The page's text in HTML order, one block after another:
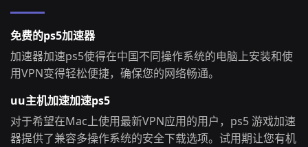
免费的ps5加速器
加速器加速ps5使得在中国不同操作系统的电脑上安装和使
用VPN变得轻松便捷，确保您的网络畅通。
uu主机加速加速ps5
对于希望在Mac上使用最新VPN应用的用户，ps5 游戏加速
器提供了兼容多操作系统的安全下载选项。试用期让您有机